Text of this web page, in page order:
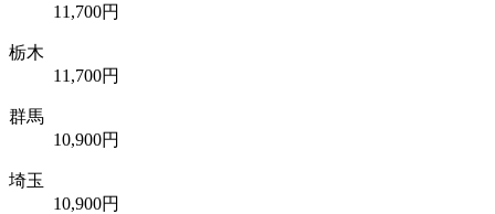
11,700円
栃木
11,700円
群馬
10,900円
埼玉
10,900円